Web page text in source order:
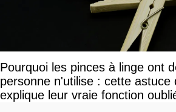
Pourquoi les pinces à linge ont
personne n'utilise : cette astuce
explique leur vraie fonction